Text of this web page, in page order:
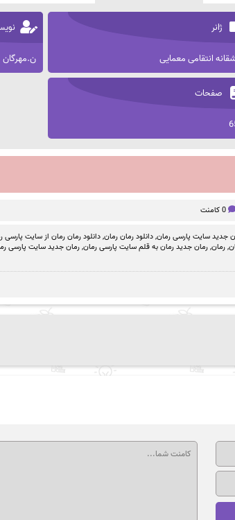
ژانر
انتقامی معمایی ن.مهرگان
صفحات
0 کامنت
جدید سایت پارسی رمان,دانلود رمان رمان,دانلود رمان رمان از سایت پارسی
,رمان,رمان جدید رمان به قلم سایت پارسی رمان,رمان جدید سایت پارسی